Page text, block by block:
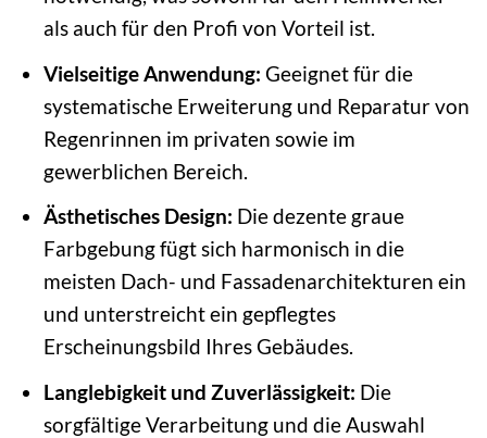
als auch für den Profi von Vorteil ist.
Vielseitige Anwendung: Geeignet für die
systematische Erweiterung und Reparatur von
Regenrinnen im privaten sowie im
gewerblichen Bereich.
Ästhetisches Design: Die dezente graue
Farbgebung fügt sich harmonisch in die
meisten Dach- und Fassadenarchitekturen ein
und unterstreicht ein gepflegtes
Erscheinungsbild Ihres Gebäudes.
Langlebigkeit und Zuverlässigkeit: Die
sorgfältige Verarbeitung und die Auswahl